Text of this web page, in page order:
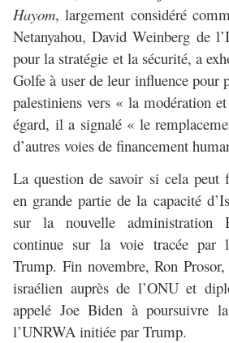
Hayom, largement considéré
Netanyahou, David Weinberg de
pour la stratégie et la sécurité, a
Golfe à user de leur influence pour
palestiniens vers « la modération
égard, il a signalé « le
d’autres voies de financement
La question de savoir si cela peut
en grande partie de la capacité
sur la nouvelle administration
continue sur la voie tracée par
Trump. Fin novembre, Ron Prosor,
israélien auprès de l’ONU et
appelé Joe Biden à poursuivre
l’UNRWA initiée par Trump.